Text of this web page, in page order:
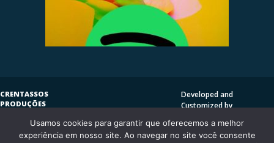
CRENTASSOS
PRODUÇÕES
COPYLEFT©2009
CRENTASSOS
Developed and
Customized by
DESIGN
UsingVantage Theme
Usamos cookies para garantir que oferecemos a melhor
experiência em nosso site. Ao navegar no site você consente